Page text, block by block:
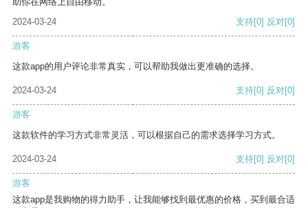
2024-03-24
支持[0] 反对[0]
游客
这款app的用户评论非常真实，可以帮助我做出更准确的选择。
2024-03-24 支持[0] 反对[0]
游客
这款软件的学习方式非常灵活，可以根据自己的需求选择学习方式。
2024-03-24 支持[0] 反对[0]
游客
这款app是我购物的得力助手，让我能够找到最优惠的价格，买到最合适